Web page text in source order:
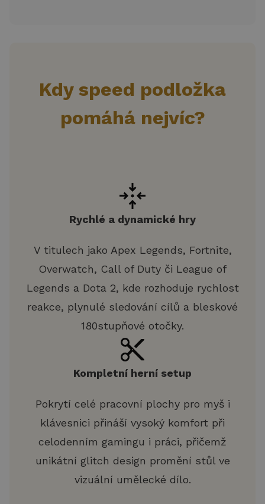
Kdy speed podložka
pomáhá nejvíc?
Rychlé a dynamické hry
V titulech jako Apex Legends, Fortnite,
Overwatch, Call of Duty či League of
Legends a Dota 2, kde rozhoduje rychlost
reakce, plynulé sledování cílů a bleskové
180stupňové otočky.
Kompletní herní setup
Pokrytí celé pracovní plochy pro myš i
klávesnici přináší vysoký komfort při
celodenním gamingu i práci, přičemž
unikátní glitch design promění stůl ve
vizuální umělecké dílo.